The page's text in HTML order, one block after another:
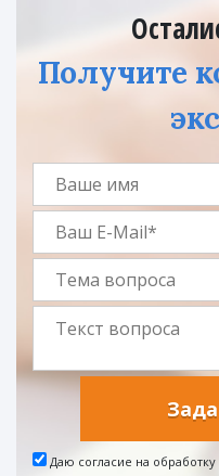
Получите
Даю согласие на